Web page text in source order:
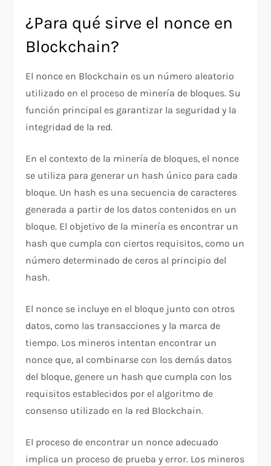
¿Para qué sirve el nonce en
Blockchain?
El nonce en Blockchain es un número aleatorio
utilizado en el proceso de minería de bloques. Su
función principal es garantizar la seguridad y la
integridad de la red.
En el contexto de la minería de bloques, el nonce
se utiliza para generar un hash único para cada
bloque. Un hash es una secuencia de caracteres
generada a partir de los datos contenidos en un
bloque. El objetivo de la minería es encontrar un
hash que cumpla con ciertos requisitos, como un
número determinado de ceros al principio del
hash.
El nonce se incluye en el bloque junto con otros
datos, como las transacciones y la marca de
tiempo. Los mineros intentan encontrar un
nonce que, al combinarse con los demás datos
del bloque, genere un hash que cumpla con los
requisitos establecidos por el algoritmo de
consenso utilizado en la red Blockchain.
El proceso de encontrar un nonce adecuado
implica un proceso de prueba y error. Los mineros